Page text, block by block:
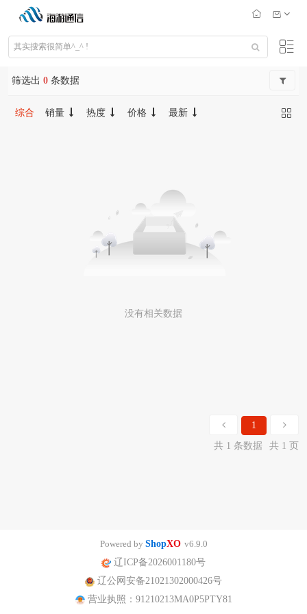
筛选出 0 条数据
综合 销量 热度 价格 最新
没有相关数据
1
共 1 条数据
共 1 页
Powered by ShopXO v6.9.0
辽ICP备2026001180号
辽公网安备21021302000426号
营业执照：91210213MA0P5PTY81